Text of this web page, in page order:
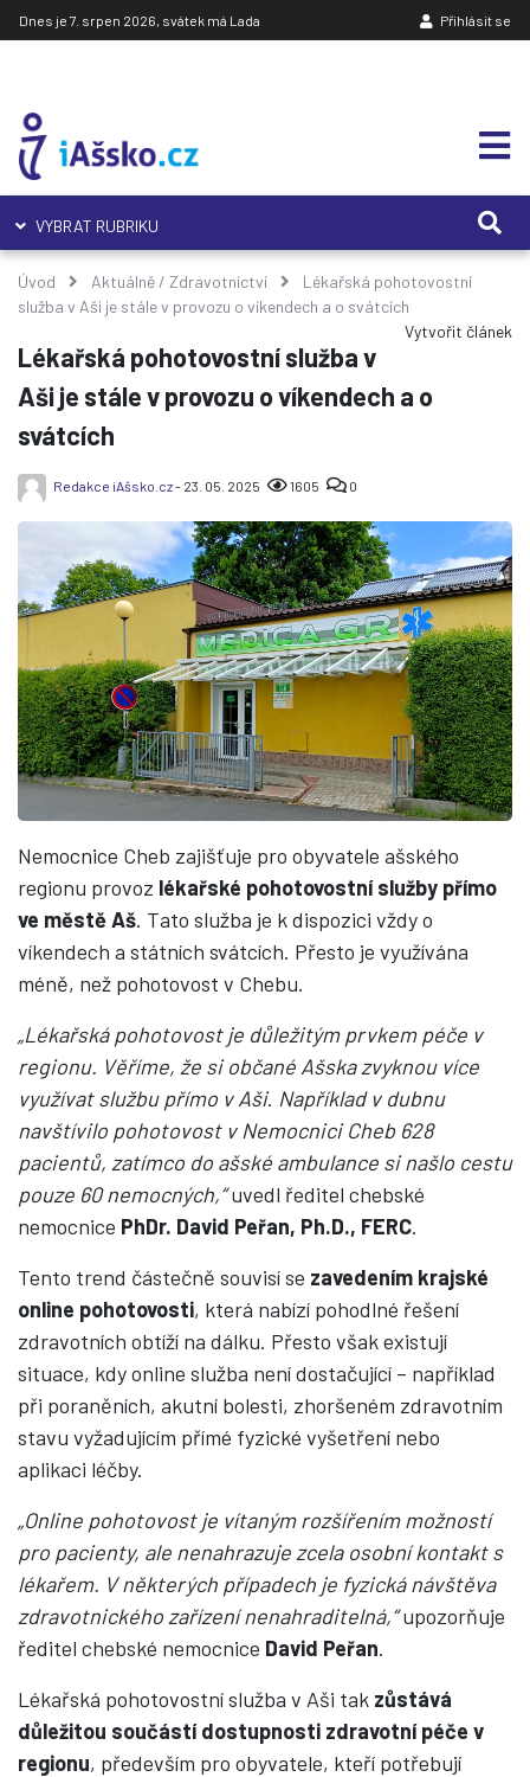
Dnes je 7. srpen 2026, svátek má Lada Přihlásit se
VYBRAT RUBRIKU
Úvod Aktuálně / Zdravotnictví
Lékařská pohotovostní
služba v Aši je stále v provozu o víkendech a o svátcích
Vytvořit článek
Lékařská pohotovostní služba v
Aši je stále v provozu o víkendech a o
svátcích
Redakce iAšsko.cz- 23. 05. 2025 1605 0
Nemocnice Cheb zajišťuje pro obyvatele ašského
regionu provoz lékařské pohotovostní služby přímo
ve městě Aš. Tato služba je k dispozici vždy o
víkendech a státních svátcích. Přesto je využívána
méně, než pohotovost v Chebu.
„Lékařská pohotovost je důležitým prvkem péče v
regionu. Věříme, že si občané Ašska zvyknou více
využívat službu přímo v Aši. Například v dubnu
navštívilo pohotovost v Nemocnici Cheb 628
pacientů, zatímco do ašské ambulance si našlo cestu
pouze 60 nemocných,“ uvedl ředitel chebské
nemocnice PhDr. David Peřan, Ph.D., FERC.
Tento trend částečně souvisí se zavedením krajské
online pohotovosti, která nabízí pohodlné řešení
zdravotních obtíží na dálku. Přesto však existují
situace, kdy online služba není dostačující – například
při poraněních, akutní bolesti, zhoršeném zdravotním
stavu vyžadujícím přímé fyzické vyšetření nebo
aplikaci léčby.
„Online pohotovost je vítaným rozšířením možností
pro pacienty, ale nenahrazuje zcela osobní kontakt s
lékařem. V některých případech je fyzická návštěva
zdravotnického zařízení nenahraditelná,“ upozorňuje
ředitel chebské nemocnice David Peřan.
Lékařská pohotovostní služba v Aši tak zůstává
důležitou součástí dostupnosti zdravotní péče v
regionu, především pro obyvatele, kteří potřebují